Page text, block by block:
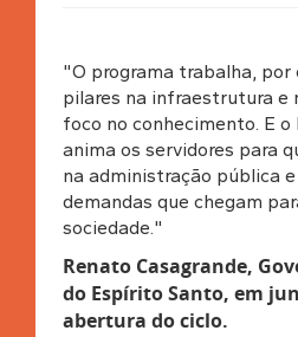
"O programa trabalha, por
pilares na infraestrutura e
foco no conhecimento. E o
anima os servidores para
na administração pública
demandas que chegam
sociedade."
Renato Casagrande,
do Espírito Santo, em
abertura do ciclo.